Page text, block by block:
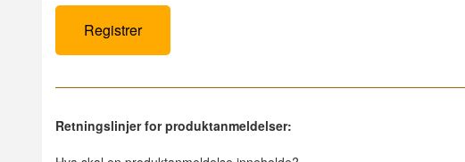
Retningslinjer for produktanmeldelser: